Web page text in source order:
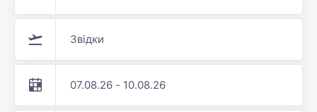
Звідки
07.08.26 - 10.08.26